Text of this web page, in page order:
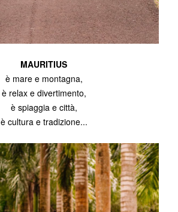
MAURITIUS
è mare e montagna,
è relax e divertimento,
è spiaggia e città,
è cultura e tradizione...